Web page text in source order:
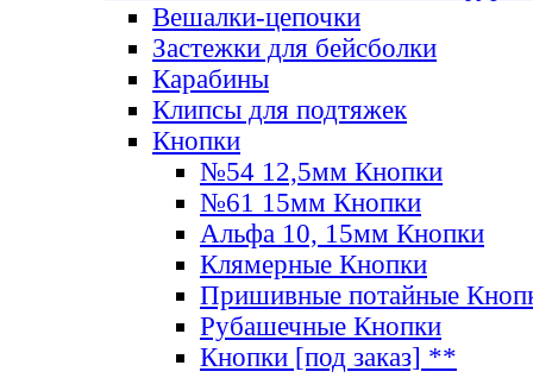
Вешалки-цепочки
Застежки для бейсболки
Карабины
Клипсы для подтяжек
Кнопки
№54 12,5мм Кнопки
№61 15мм Кнопки
Альфа 10, 15мм Кнопки
Клямерные Кнопки
Пришивные потайные
Рубашечные Кнопки
Кнопки [под заказ] **